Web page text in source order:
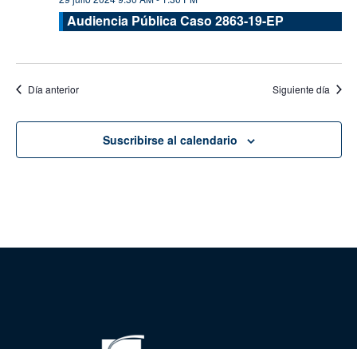
Audiencia Pública Caso 2863-19-EP
Día anterior Siguiente día
Suscribirse al calendario